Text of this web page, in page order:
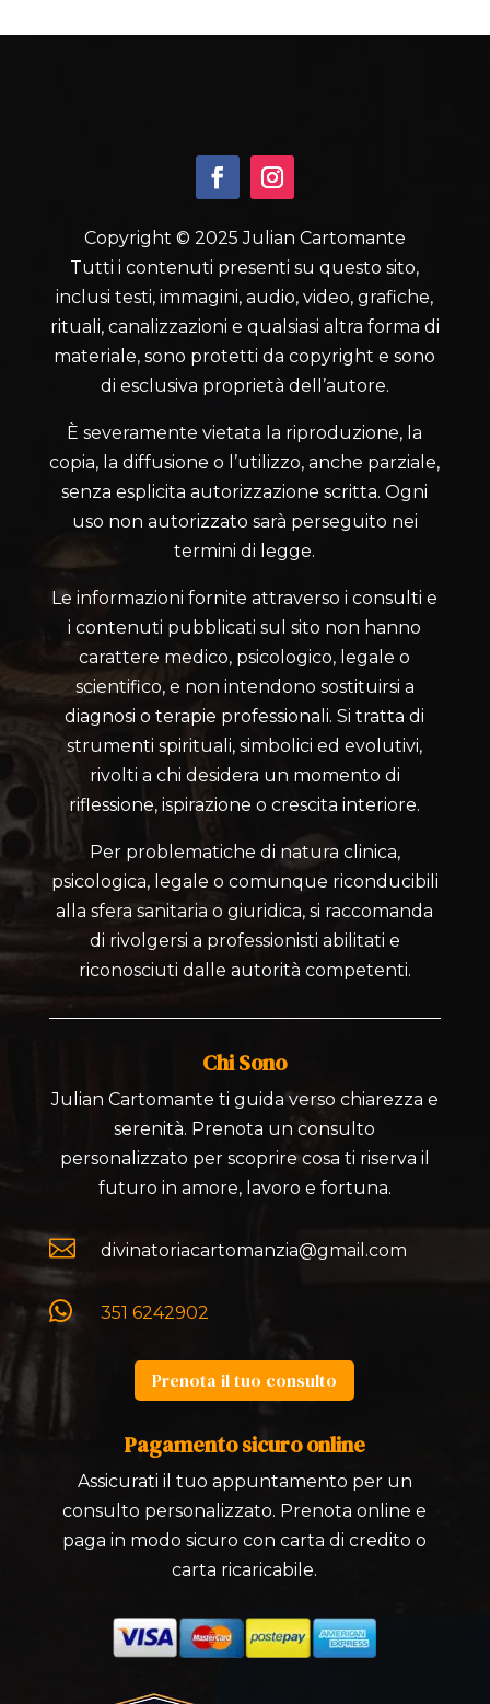
Copyright © 2025 Julian Cartomante
Tutti i contenuti presenti su questo sito,
inclusi testi, immagini, audio, video, grafiche,
rituali, canalizzazioni e qualsiasi altra forma di
materiale, sono protetti da copyright e sono
di esclusiva proprietà dell’autore.
È severamente vietata la riproduzione, la
copia, la diffusione o l’utilizzo, anche parziale,
senza esplicita autorizzazione scritta. Ogni
uso non autorizzato sarà perseguito nei
termini di legge.
Le informazioni fornite attraverso i consulti e
i contenuti pubblicati sul sito non hanno
carattere medico, psicologico, legale o
scientifico, e non intendono sostituirsi a
diagnosi o terapie professionali. Si tratta di
strumenti spirituali, simbolici ed evolutivi,
rivolti a chi desidera un momento di
riflessione, ispirazione o crescita interiore.
Per problematiche di natura clinica,
psicologica, legale o comunque riconducibili
alla sfera sanitaria o giuridica, si raccomanda
di rivolgersi a professionisti abilitati e
riconosciuti dalle autorità competenti.
Chi Sono
Julian Cartomante ti guida verso chiarezza e
serenità. Prenota un consulto
personalizzato per scoprire cosa ti riserva il
futuro in amore, lavoro e fortuna.
 divinatoriacartomanzia@gmail.com
 351 6242902
Prenota il tuo consulto
Pagamento sicuro online
Assicurati il tuo appuntamento per un
consulto personalizzato. Prenota online e
paga in modo sicuro con carta di credito o
carta ricaricabile.